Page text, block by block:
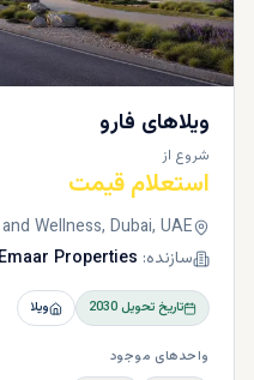
ویلاهای فارو
شروع از
استعلام قیمت
Wellness, Dubai, UAE
سازنده: Emaar Properties
تاریخ تحویل2030 ویلا
واحدهای موجود